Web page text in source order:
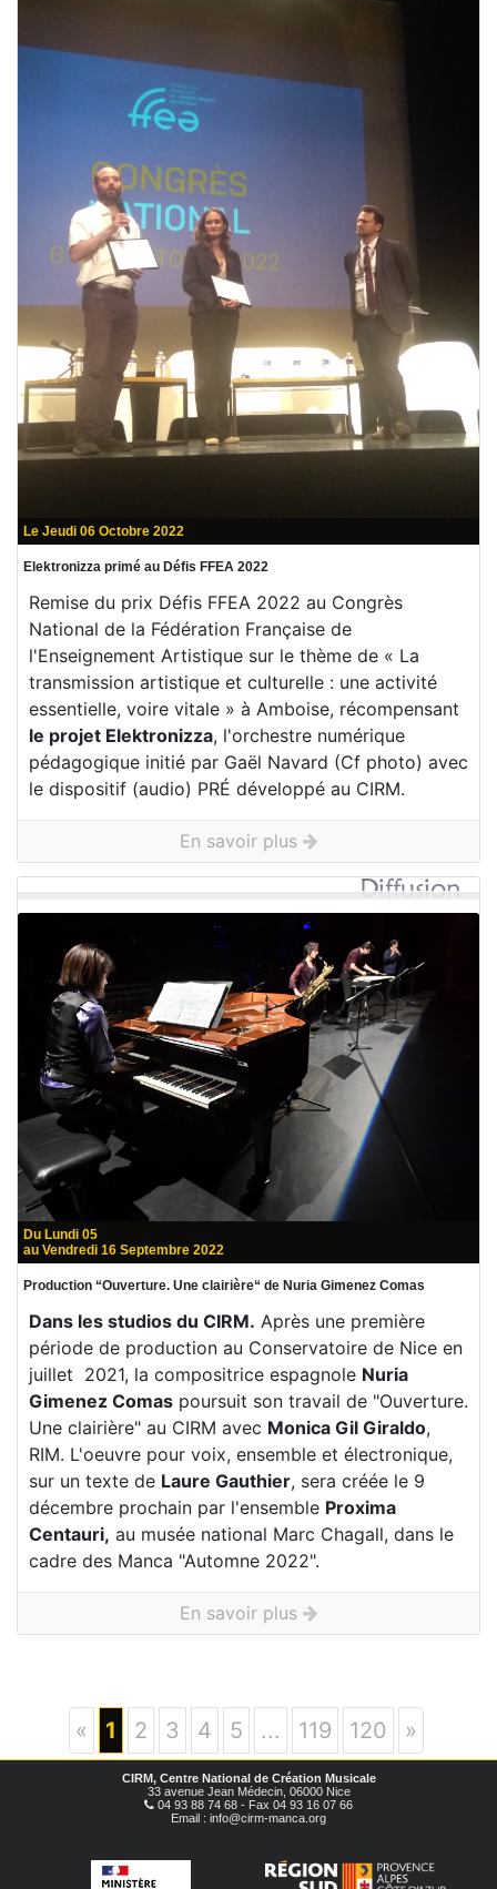
Le Jeudi 06 Octobre 2022
Elektronizza primé au Défis FFEA 2022
Remise du prix Défis FFEA 2022 au Congrès
National de la Fédération Française de
l'Enseignement Artistique sur le thème de « La
transmission artistique et culturelle : une activité
essentielle, voire vitale » à Amboise, récompensant
le projet Elektronizza, l'orchestre numérique
pédagogique initié par Gaël Navard (Cf photo) avec
le dispositif (audio) PRÉ développé au CIRM.
En savoir plus
Du Lundi 05
au Vendredi 16 Septembre 2022
Production “Ouverture. Une clairière“ de Nuria Gimenez Comas
Dans les studios du CIRM. Après une première
période de production au Conservatoire de Nice en
juillet 2021, la compositrice espagnole Nuria
Gimenez Comas poursuit son travail de "Ouverture.
Une clairière" au CIRM avec Monica Gil Giraldo,
RIM. L'oeuvre pour voix, ensemble et électronique,
sur un texte de Laure Gauthier, sera créée le 9
décembre prochain par l'ensemble Proxima
Centauri, au musée national Marc Chagall, dans le
cadre des Manca "Automne 2022".
En savoir plus
« 1 2 3 4 5 ... 119 120 »
CIRM, Centre National de Création Musicale
33 avenue Jean Médecin, 06000 Nice
04 93 88 74 68 - Fax 04 93 16 07 66
Email : info@cirm-manca.org